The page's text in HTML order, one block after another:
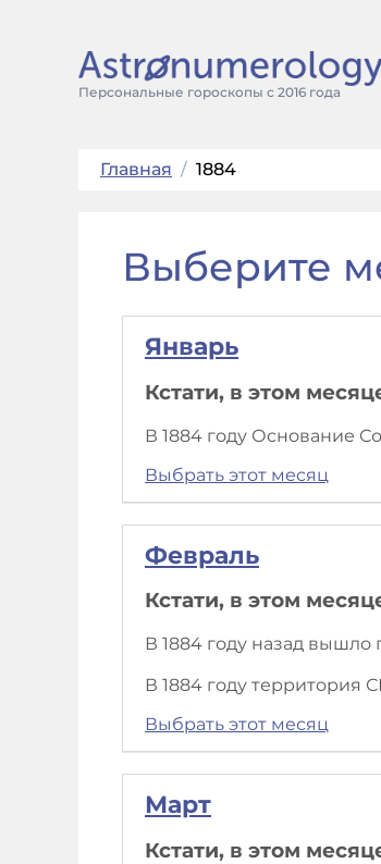
Персональные гороскопы с 2016 года
Главная / 1884
Выберите
Январь
Кстати, в этом
В 1884 году Основание
Выбрать этот месяц
Февраль
Кстати, в этом
В 1884 году назад вышло
В 1884 году территория
Выбрать этот месяц
Март
Кстати, в этом